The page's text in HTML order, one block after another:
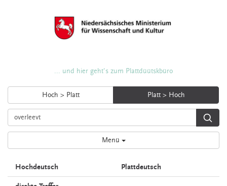
... und hier geht's zum Plattdüütskbüro
Hoch > Platt Platt > Hoch
Menü
Hochdeutsch Plattdeutsch